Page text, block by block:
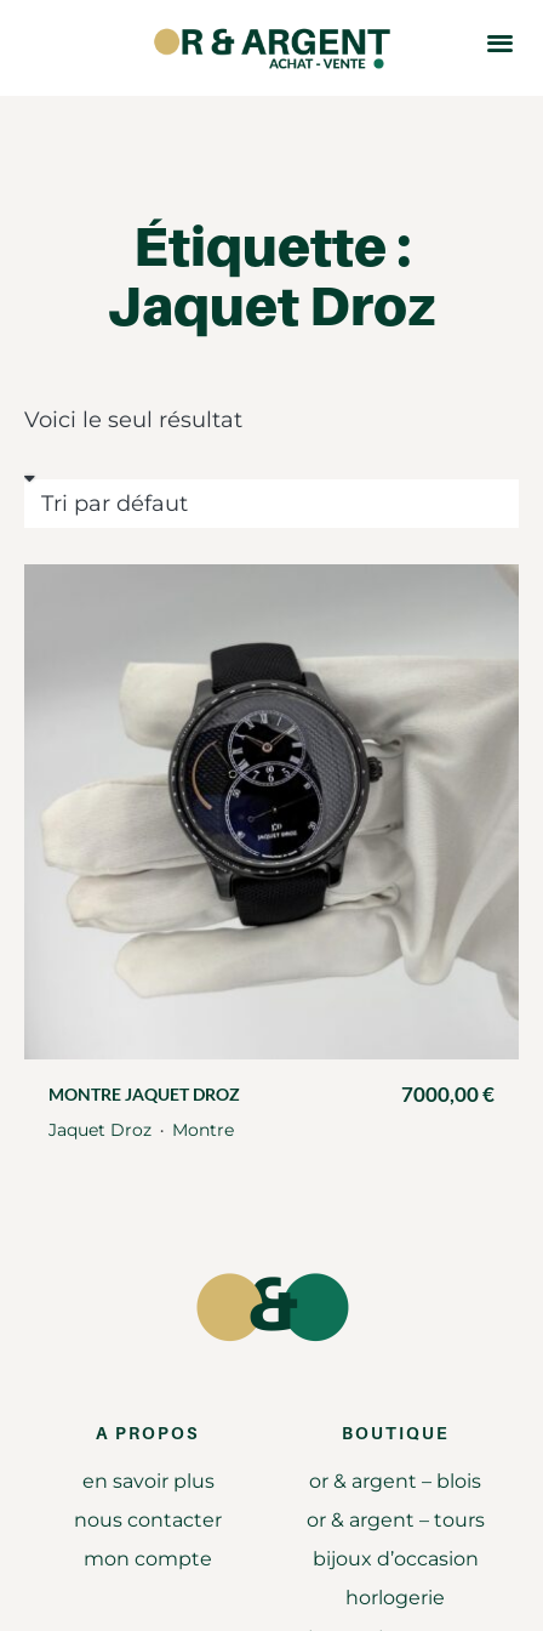
Étiquette :
Jaquet Droz
Voici le seul résultat
MONTRE JAQUET DROZ 7000,00€
Jaquet Droz ・ Montre
A PROPOS
en savoir plus
nous contacter
mon compte
BOUTIQUE
or & argent – blois
or & argent – tours
bijoux d’occasion
horlogerie